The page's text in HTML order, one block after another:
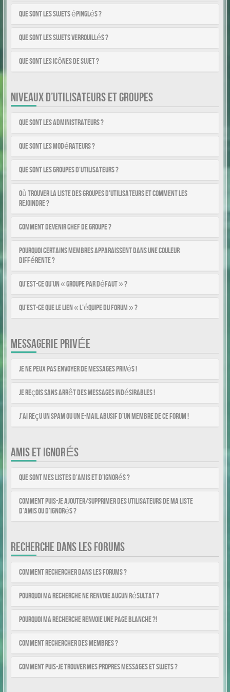
Que sont les sujets épinglés ?
Que sont les sujets verrouillés ?
Que sont les icônes de sujet ?
NIVEAUX D’UTILISATEURS ET GROUPES
Que sont les administrateurs ?
Que sont les modérateurs ?
Que sont les groupes d’utilisateurs ?
Où trouver la liste des groupes d’utilisateurs et comment les
rejoindre ?
Comment devenir chef de groupe ?
Pourquoi certains membres apparaissent dans une couleur
différente ?
Qu’est-ce qu’un « Groupe par défaut » ?
Qu’est-ce que le lien « L’équipe du forum » ?
MESSAGERIE PRIVÉE
Je ne peux pas envoyer de messages privés !
Je reçois sans arrêt des messages indésirables !
J’ai reçu un spam ou un e-mail abusif d’un membre de ce forum !
AMIS ET IGNORÉS
Que sont mes listes d’amis et d’ignorés ?
Comment puis-je ajouter/supprimer des utilisateurs de ma liste
d’amis ou d’ignorés ?
RECHERCHE DANS LES FORUMS
Comment rechercher dans les forums ?
Pourquoi ma recherche ne renvoie aucun résultat ?
Pourquoi ma recherche renvoie une page blanche ?!
Comment rechercher des membres ?
Comment puis-je trouver mes propres messages et sujets ?